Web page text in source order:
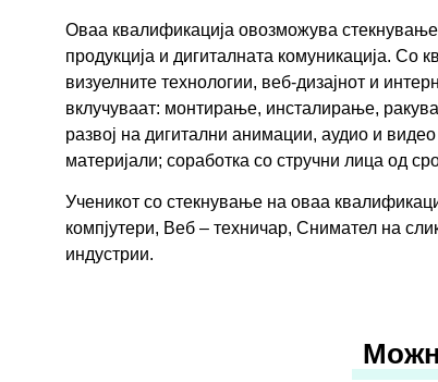
Оваа квалификација овозможува
продукција и дигиталната комуникација. Со
визуелните технологии, веб-дизајнот и
вклучуваат: монтирање, инсталирање,
развој на дигитални анимации, аудио и
материјали; соработка со стручни лица од
Ученикот со стекнување на оваа
компјутери, Веб – техничар, Снимател на
индустрии.